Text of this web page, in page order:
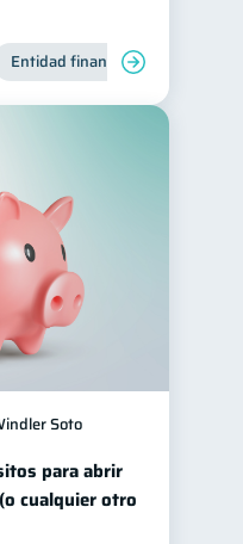
Entidad financiera
Soto
para abrir
cualquier otro